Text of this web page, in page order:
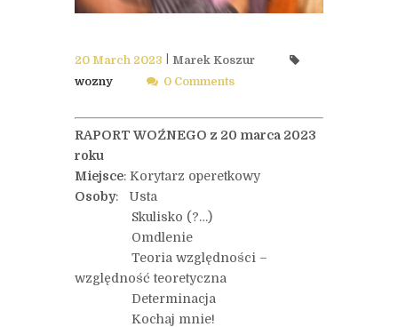
20 March 2023
Marek Koszur
wozny
0 Comments
RAPORT WOŹNEGO z 20 marca 2023
roku
Miejsce: Korytarz operetkowy
Osoby: Usta
Skulisko (?…)
Omdlenie
Teoria względności –
względność teoretyczna
Determinacja
Kochaj mnie!